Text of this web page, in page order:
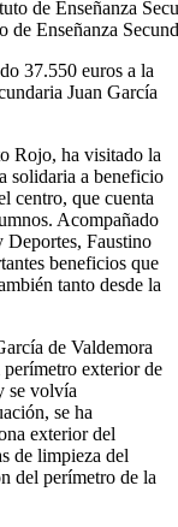
Enseñanza
37.550 euros a la
Juan García
Rojo, ha visitado la
solidaria a beneficio
centro, que cuenta
Acompañado
Faustino
beneficios que
tanto desde la
de Valdemora
exterior de
se volvía
se ha
exterior del
de limpieza del
del perímetro de la